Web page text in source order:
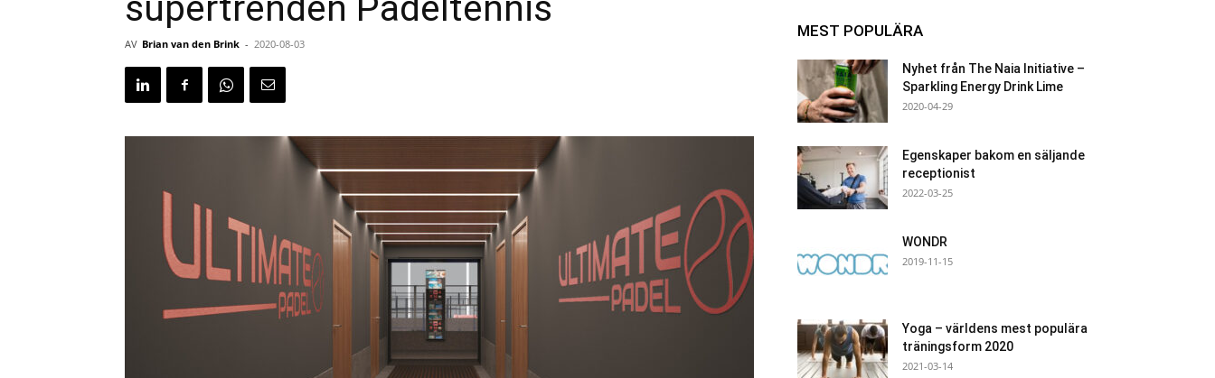
AV Brian van den Brink - 2020-08-03
MEST POPULÄRA
Nyhet från The Naia Initiative –
Sparkling Energy Drink Lime
2020-04-29
Egenskaper bakom en säljande
receptionist
2022-03-25
WONDR
2019-11-15
Yoga – världens mest populära
träningsform 2020
2021-03-14